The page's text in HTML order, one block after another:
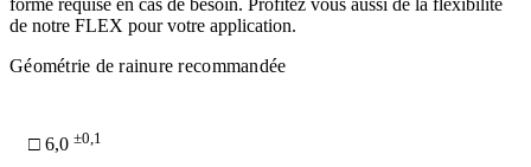
de notre FLEX pour votre application.
Géométrie de rainure recommandée
□ 6,0 ±0,1